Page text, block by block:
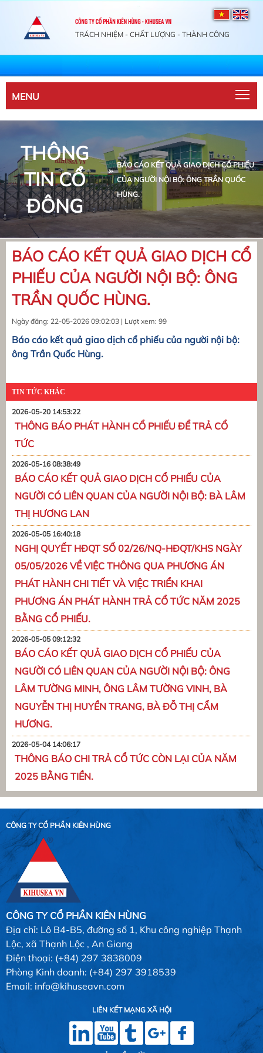
TRÁCH NHIỆM - CHẤT LƯỢNG - THÀNH CÔNG
MENU
THÔNG
TIN CỔ
ĐÔNG
BÁO CÁO KẾT QUẢ GIAO DỊCH CỔ PHIẾU
CỦA NGƯỜI NỘI BỘ: ÔNG TRẦN QUỐC
HÙNG.
BÁO CÁO KẾT QUẢ GIAO DỊCH CỔ
PHIẾU CỦA NGƯỜI NỘI BỘ: ÔNG
TRẦN QUỐC HÙNG.
Ngày đăng: 22-05-2026 09:02:03 | Lượt xem: 99
Báo cáo kết quả giao dịch cổ phiếu của người nội bộ:
ông Trần Quốc Hùng.
TIN TỨC KHÁC
2026-05-20 14:53:22
THÔNG BÁO PHÁT HÀNH CỔ PHIẾU ĐỂ TRẢ CỔ
TỨC
2026-05-16 08:38:49
BÁO CÁO KẾT QUẢ GIAO DỊCH CỔ PHIẾU CỦA
NGƯỜI CÓ LIÊN QUAN CỦA NGƯỜI NỘI BỘ: BÀ LÂM
THỊ HƯƠNG LAN
2026-05-05 16:40:18
NGHỊ QUYẾT HĐQT SỐ 02/26/NQ-HĐQT/KHS NGÀY
05/05/2026 VỀ VIỆC THÔNG QUA PHƯƠNG ÁN
PHÁT HÀNH CHI TIẾT VÀ VIỆC TRIỂN KHAI
PHƯƠNG ÁN PHÁT HÀNH TRẢ CỔ TỨC NĂM 2025
BẰNG CỔ PHIẾU.
2026-05-05 09:12:32
BÁO CÁO KẾT QUẢ GIAO DỊCH CỔ PHIẾU CỦA
NGƯỜI CÓ LIÊN QUAN CỦA NGƯỜI NỘI BỘ: ÔNG
LÂM TƯỜNG MINH, ÔNG LÂM TƯỜNG VINH, BÀ
NGUYỄN THỊ HUYỀN TRANG, BÀ ĐỖ THỊ CẨM
HƯƠNG.
2026-05-04 14:06:17
THÔNG BÁO CHI TRẢ CỔ TỨC CÒN LẠI CỦA NĂM
2025 BẰNG TIỀN.
CÔNG TY CỔ PHẦN KIÊN HÙNG
CÔNG TY CỔ PHẦN KIÊN HÙNG
Địa chỉ: Lô B4-B5, đường số 1, Khu công nghiệp Thạnh
Lộc, xã Thạnh Lộc , An Giang
Điện thoại: (+84) 297 3838009
Phòng Kinh doanh: (+84) 297 3918539
Email: info@kihuseavn.com
LIÊN KẾT MẠNG XÃ HỘI